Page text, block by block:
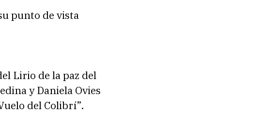
punto de vista
Lirio de la paz del
y Daniela Ovies
del Colibrí”.